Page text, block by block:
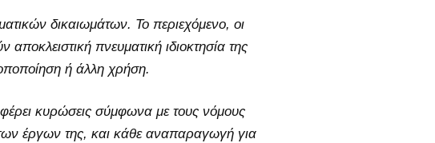
δικαιωμάτων. Το περιεχόμενο, οι
πνευματική ιδιοκτησία της
ή άλλη χρήση.
κυρώσεις σύμφωνα με τους νόμους
των έργων της, και κάθε αναπαραγωγή για